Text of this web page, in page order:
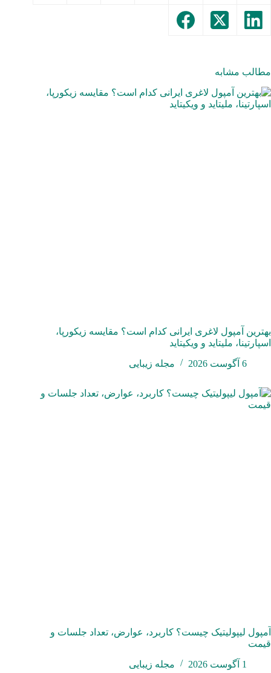
مطالب مشابه
بهترین آمپول لاغری ایرانی کدام است؟ مقایسه زیکورپا،
اسپارتینا، ملیتاید و ویکیتاید
6 آگوست 2026
مجله زیبایی
آمپول لیپولیتیک چیست؟ کاربرد، عوارض، تعداد جلسات و
قیمت
1 آگوست 2026
مجله زیبایی